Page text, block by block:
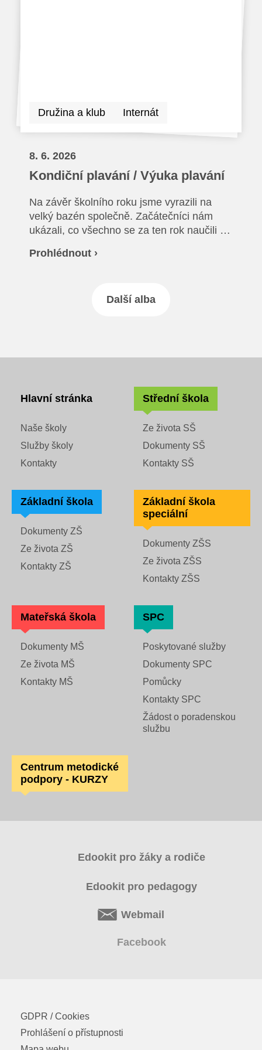
Družina a klub Internát
8. 6. 2026
Kondiční plavání / Výuka plavání
Na závěr školního roku jsme vyrazili na
velký bazén společně. Začátečníci nám
ukázali, co všechno se za ten rok naučili a
oblečení a záchranu tonoucího.
Prohlédnout ›
Další alba
Hlavní stránka
Naše školy
Služby školy
Kontakty
Střední škola
Ze života SŠ
Dokumenty SŠ
Kontakty SŠ
Základní škola
Dokumenty ZŠ
Ze života ZŠ
Kontakty ZŠ
Základní škola
speciální
Dokumenty ZŠS
Ze života ZŠS
Kontakty ZŠS
Mateřská škola
Dokumenty MŠ
Ze života MŠ
Kontakty MŠ
SPC
Poskytované služby
Dokumenty SPC
Pomůcky
Kontakty SPC
Žádost o poradenskou
službu
Centrum metodické
podpory - KURZY
Edookit pro žáky a rodiče
Edookit pro pedagogy
Webmail
Facebook
GDPR / Cookies
Prohlášení o přístupnosti